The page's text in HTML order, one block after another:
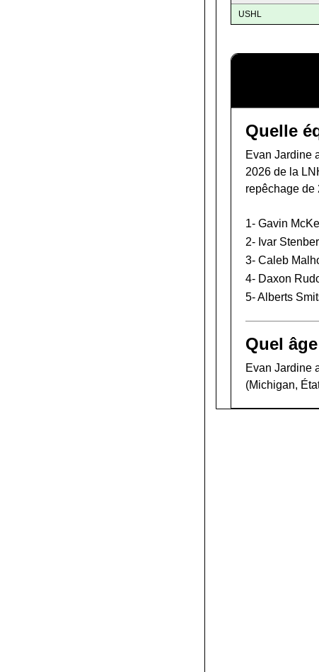
USHL
Quelle
Evan Jardine
2026 de la
repêchage de
1- Gavin
2- Ivar
3- Caleb
4- Daxon
5-Alberts
Quel
Evan Jardine
(Michigan,